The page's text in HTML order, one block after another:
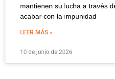
mantienen su lucha a través
acabar con la impunidad
LEER MÁS »
10 de junio de 2026